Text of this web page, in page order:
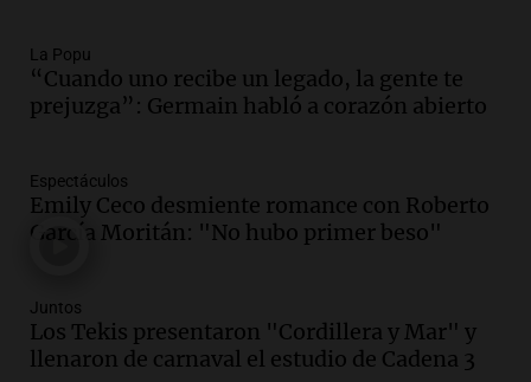
Episodios
Audio.Docentes de Jujuy enfrentan
descuentos de hasta 700.000 pesos en
sus salarios, denuncian desde el
Panorama Federal
Episodios
Audio.La justicia reconoce el COVID
como enfermedad laboral tras caso de
Panorama Federal
Episodios
Audio.Trágico siniestro vial en Salta:
La Popu
“Cuando uno recibe un legado, la gente te
prejuzga”: Germain habló a corazón abierto
Espectáculos
Emily Ceco desmiente romance con Roberto
García Moritán: "No hubo primer beso"
Juntos
Los Tekis presentaron "Cordillera y Mar" y
llenaron de carnaval el estudio de Cadena 3